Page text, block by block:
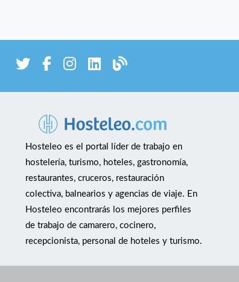
Hosteleo es el portal líder de trabajo en
hostelería, turismo, hoteles, gastronomía,
restaurantes, cruceros, restauración
colectiva, balnearios y agencias de viaje. En
Hosteleo encontrarás los mejores perfiles
de trabajo de camarero, cocinero,
recepcionista, personal de hoteles y turismo.